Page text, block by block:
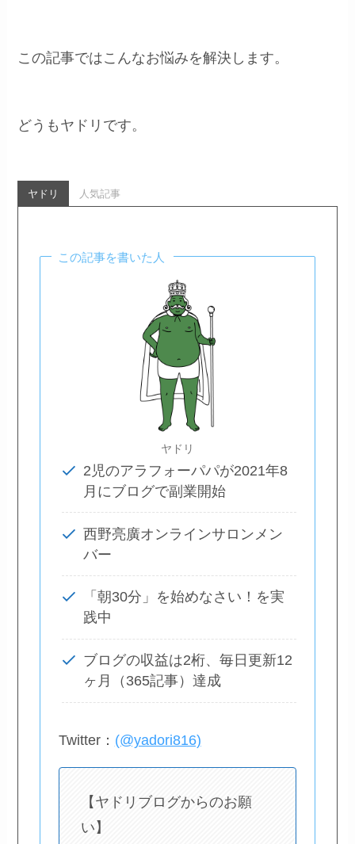
この記事ではこんなお悩みを解決します。
どうもヤドリです。
ヤドリ 人気記事
この記事を書いた人
ヤドリ
2児のアラフォーパパが2021年8
月にブログで副業開始
西野亮廣オンラインサロンメン
バー
「朝30分」を始めなさい！を実
践中
ブログの収益は2桁、毎日更新12
ヶ月（365記事）達成
Twitter： (@yadori816)
【ヤドリブログからのお願
い】